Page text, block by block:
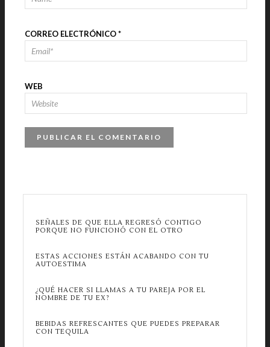
CORREO ELECTRÓNICO*
WEB
SEÑALES DE QUE ELLA REGRESÓ CONTIGO
PORQUE NO FUNCIONÓ CON EL OTRO
ESTAS ACCIONES ESTÁN ACABANDO CON TU
AUTOESTIMA
¿QUÉ HACER SI LLAMAS A TU PAREJA POR EL
NOMBRE DE TU EX?
BEBIDAS REFRESCANTES QUE PUEDES PREPARAR
CON TEQUILA